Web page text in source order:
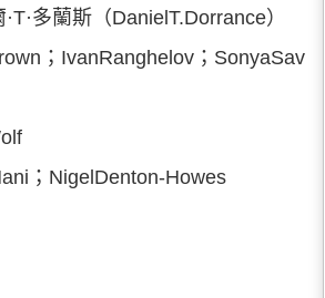
多蘭斯（DanielT.Dorrance）
；IvanRanghelov；SonyaSav
；NigelDenton-Howes